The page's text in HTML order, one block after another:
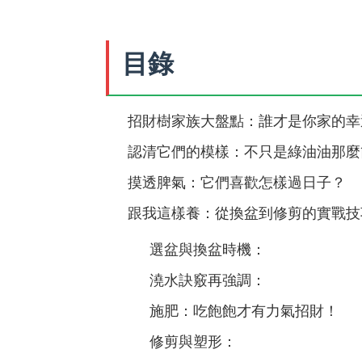
目錄
招財樹家族大盤點：誰才是你家的幸
認清它們的模樣：不只是綠油油那
摸透脾氣：它們喜歡怎樣過日子？
跟我這樣養：從換盆到修剪的實戰
選盆與換盆時機：
澆水訣竅再強調：
施肥：吃飽飽才有力氣招財！
修剪與塑形：